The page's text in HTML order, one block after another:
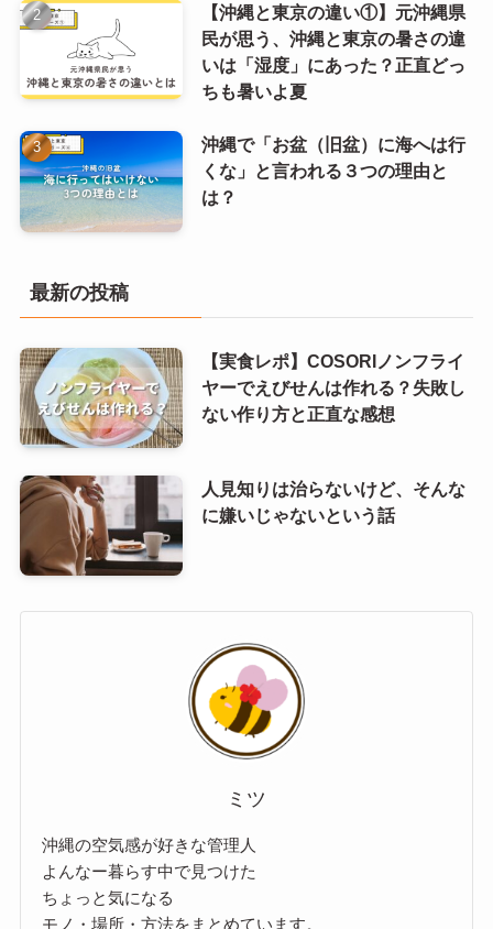
【沖縄と東京の違い①】元沖縄県
民が思う、沖縄と東京の暑さの違
いは「湿度」にあった？正直どっ
ちも暑いよ夏
沖縄で「お盆（旧盆）に海へは行
くな」と言われる３つの理由と
は？
最新の投稿
【実食レポ】COSORIノンフライ
ヤーでえびせんは作れる？失敗し
ない作り方と正直な感想
人見知りは治らないけど、そんな
に嫌いじゃないという話
ミツ
沖縄の空気感が好きな管理人
よんなー暮らす中で見つけた
ちょっと気になる
モノ・場所・方法をまとめています。